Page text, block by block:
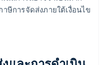
ษีการจัดส่งภายใต้เงื่อนไข